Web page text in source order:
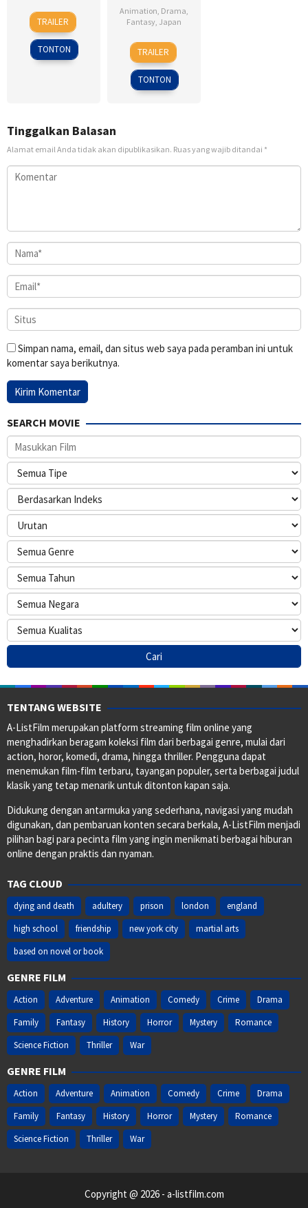
17
Jan
2007
Sean
Ellis
TRAILER
TONTON
Animation, Drama,
Fantasy, Japan
24
Feb
2018
Heo
Jong
TRAILER
TONTON
Tinggalkan Balasan
Alamat email Anda tidak akan dipublikasikan. Ruas yang wajib ditandai *
Simpan nama, email, dan situs web saya pada peramban ini untuk
komentar saya berikutnya.
SEARCH MOVIE
TENTANG WEBSITE
A-ListFilm merupakan platform streaming film online yang
menghadirkan beragam koleksi film dari berbagai genre, mulai dari
action, horor, komedi, drama, hingga thriller. Pengguna dapat
menemukan film-film terbaru, tayangan populer, serta berbagai judul
klasik yang tetap menarik untuk ditonton kapan saja.
Didukung dengan antarmuka yang sederhana, navigasi yang mudah
digunakan, dan pembaruan konten secara berkala, A-ListFilm menjadi
pilihan bagi para pecinta film yang ingin menikmati berbagai hiburan
online dengan praktis dan nyaman.
TAG CLOUD
dying and death adultery prison london
england
high school
friendship new york city
martial arts
based on novel or book
GENRE FILM
Action Adventure Animation Comedy Crime
Drama
Family
Fantasy History Horror Mystery
Romance
Science Fiction
Thriller War
GENRE FILM
Action Adventure Animation Comedy Crime
Drama
Family
Fantasy History Horror Mystery
Romance
Science Fiction
Thriller War
Copyright @ 2026 - a-listfilm.com